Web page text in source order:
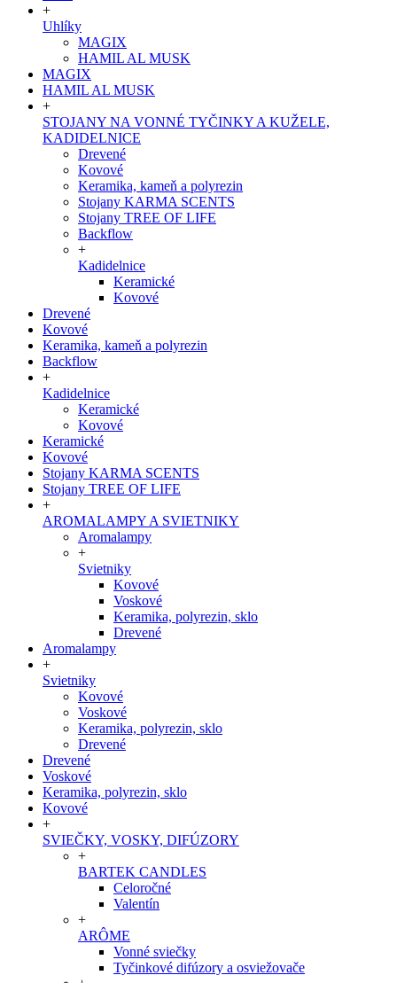
+
Uhlíky
MAGIX
HAMIL AL MUSK
MAGIX
HAMIL AL MUSK
+
STOJANY NA VONNÉ TYČINKY A KUŽELE,
KADIDELNICE
Drevené
Kovové
Keramika, kameň a polyrezin
Stojany KARMA SCENTS
Stojany TREE OF LIFE
Backflow
+
Kadidelnice
Keramické
Kovové
Drevené
Kovové
Keramika, kameň a polyrezin
Backflow
+
Kadidelnice
Keramické
Kovové
Keramické
Kovové
Stojany KARMA SCENTS
Stojany TREE OF LIFE
+
AROMALAMPY A SVIETNIKY
Aromalampy
+
Svietniky
Kovové
Voskové
Keramika, polyrezin, sklo
Drevené
Aromalampy
+
Svietniky
Kovové
Voskové
Keramika, polyrezin, sklo
Drevené
Drevené
Voskové
Keramika, polyrezin, sklo
Kovové
+
SVIEČKY, VOSKY, DIFÚZORY
+
BARTEK CANDLES
Celoročné
Valentín
+
ARÔME
Vonné sviečky
Tyčinkové difúzory a osviežovače